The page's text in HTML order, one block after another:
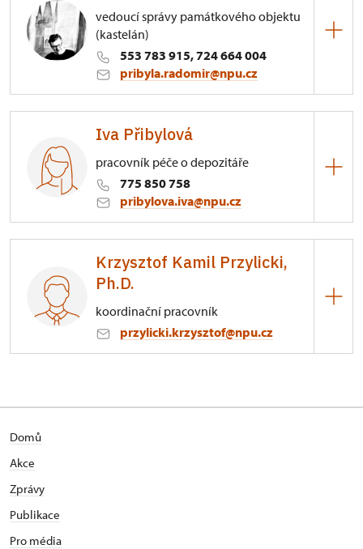
vedoucí správy památkového objektu
(kastelán)
553 783 915, 724 664 004
pribyla.radomir@npu.cz
Městečko 2/, Hradec nad Moravicí
Iva Přibylová
pracovník péče o depozitáře
775 850 758
pribylova.iva@npu.cz
Městečko 2/, Hradec nad Moravicí
Krzysztof Kamil Przylicki,
Ph.D.
koordinační pracovník
przylicki.krzysztof@npu.cz
Domů
Akce
Zprávy
Publikace
Pro média